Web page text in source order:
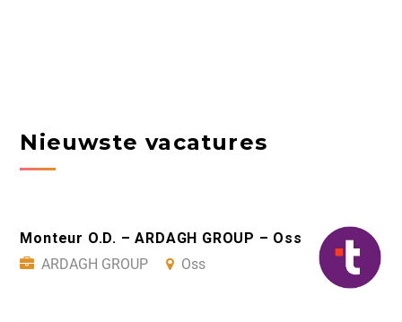
Nieuwste vacatures
Monteur O.D. – ARDAGH GROUP – Oss
ARDAGH GROUP
Oss